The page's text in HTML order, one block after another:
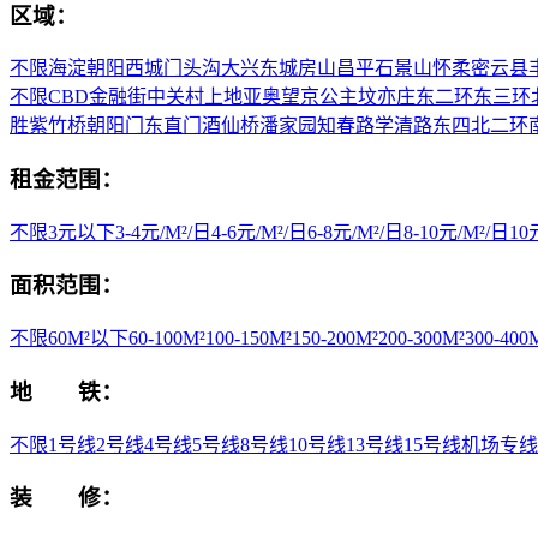
区域：
不限海淀朝阳西城门头沟大兴东城房山昌平石景山怀柔密云县
不限CBD金融街中关村 上地亚奥望京公主坟亦庄东二环东三环
胜紫竹桥朝阳门 东直门 酒仙桥潘家园知春路学清路东四北二环
租金范围：
不限3元以下3-4元/M²/日 4-6元/M²/日 6-8元/M²/日 8-10元/M²/日 10
面积范围：
不限60M²以下60-100M²100-150M²150-200M²200-300M²300-
地 铁：
不限1号线2号线4号线5号线8号线10号线13号线15号线机场专线
装 修：